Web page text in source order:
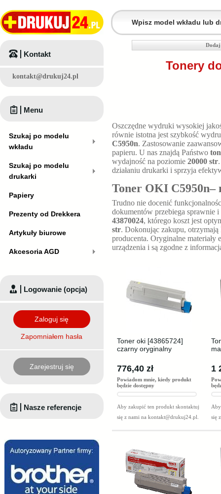
Tonery
Oszczędne wydruki wysokiej
równie istotna jest szybkość
C5950n. Zastosowanie
papieru. U nas znajdą Państwo
wydajność na poziomie 20000 str
działaniu drukarki i sprzyja
Toner OKI C5950n–
Trudno nie docenić
dokumentów przebiega
43870024, którego koszt jest
str. Dokonując zakupu,
producenta. Oryginalne materiały
urządzenia i są zgodne z
Toner oki [43865724]
czarny oryginalny
776,40 zł
Powiadom mnie, kiedy produkt
będzie dostępny
Aby zakupić ten produkt skontaktuj
się z nami na kontakt@drukuj24.pl
1
się
Kontakt
kontakt@drukuj24.pl
Menu
Szukaj po modelu
wkładu
Szukaj po modelu
drukarki
Papiery
Prezenty od Drekkera
Artykuły biurowe
Akcesoria AGD
Logowanie (opcja)
Zaloguj się
Zapomniałem hasła
Zarejestruj się
Nasze referencje